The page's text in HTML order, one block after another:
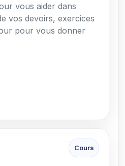
vous aider dans
vos devoirs, exercices
pour vous donner
Cours